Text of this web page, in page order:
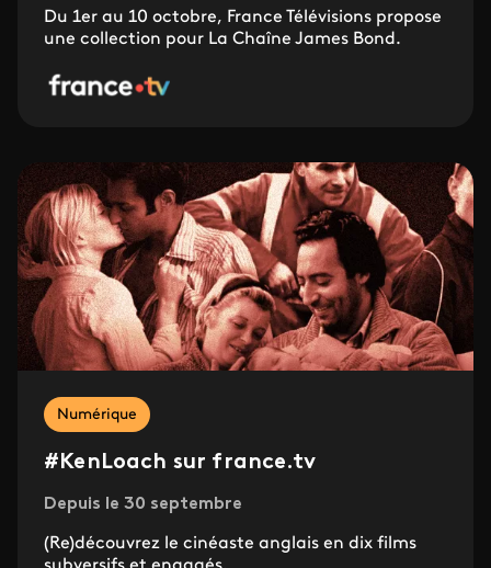
Du 1er au 10 octobre, France Télévisions propose
une collection pour La Chaîne James Bond.
Numérique
#KenLoach sur france.tv
Depuis le 30 septembre
(Re)découvrez le cinéaste anglais en dix films